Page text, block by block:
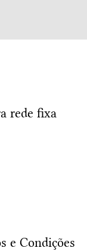
rede fixa
e Condições